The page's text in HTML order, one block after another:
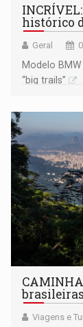
histórico
Geral
Modelo
“big trails”
Viagens e